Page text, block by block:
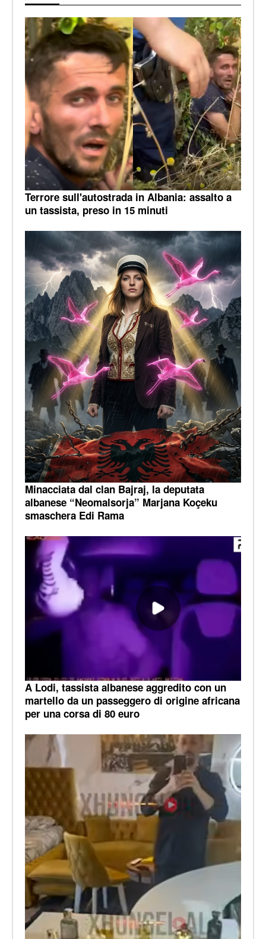
Terrore sull'autostrada in Albania: assalto a
un tassista, preso in 15 minuti
Minacciata dal clan Bajraj, la deputata
albanese “Neomalsorja” Marjana Koçeku
smaschera Edi Rama
A Lodi, tassista albanese aggredito con un
martello da un passeggero di origine africana
per una corsa di 80 euro